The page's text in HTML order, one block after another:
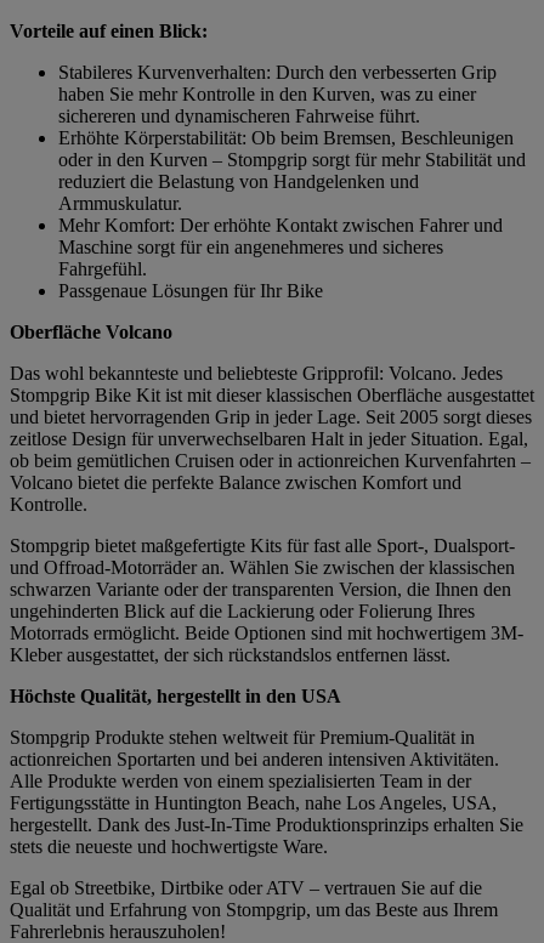
Vorteile auf einen Blick:
Stabileres Kurvenverhalten: Durch den verbesserten Grip
haben Sie mehr Kontrolle in den Kurven, was zu einer
sichereren und dynamischeren Fahrweise führt.
Erhöhte Körperstabilität: Ob beim Bremsen, Beschleunigen
oder in den Kurven – Stompgrip sorgt für mehr Stabilität und
reduziert die Belastung von Handgelenken und
Armmuskulatur.
Mehr Komfort: Der erhöhte Kontakt zwischen Fahrer und
Maschine sorgt für ein angenehmeres und sicheres
Fahrgefühl.
Passgenaue Lösungen für Ihr Bike
Oberfläche Volcano
Das wohl bekannteste und beliebteste Gripprofil: Volcano. Jedes
Stompgrip Bike Kit ist mit dieser klassischen Oberfläche ausgestattet
und bietet hervorragenden Grip in jeder Lage. Seit 2005 sorgt dieses
zeitlose Design für unverwechselbaren Halt in jeder Situation. Egal,
ob beim gemütlichen Cruisen oder in actionreichen Kurvenfahrten –
Volcano bietet die perfekte Balance zwischen Komfort und
Kontrolle.
Stompgrip bietet maßgefertigte Kits für fast alle Sport-, Dualsport-
und Offroad-Motorräder an. Wählen Sie zwischen der klassischen
schwarzen Variante oder der transparenten Version, die Ihnen den
ungehinderten Blick auf die Lackierung oder Folierung Ihres
Motorrads ermöglicht. Beide Optionen sind mit hochwertigem 3M-
Kleber ausgestattet, der sich rückstandslos entfernen lässt.
Höchste Qualität, hergestellt in den USA
Stompgrip Produkte stehen weltweit für Premium-Qualität in
actionreichen Sportarten und bei anderen intensiven Aktivitäten.
Alle Produkte werden von einem spezialisierten Team in der
Fertigungsstätte in Huntington Beach, nahe Los Angeles, USA,
hergestellt. Dank des Just-In-Time Produktionsprinzips erhalten Sie
stets die neueste und hochwertigste Ware.
Egal ob Streetbike, Dirtbike oder ATV – vertrauen Sie auf die
Qualität und Erfahrung von Stompgrip, um das Beste aus Ihrem
Fahrerlebnis herauszuholen!